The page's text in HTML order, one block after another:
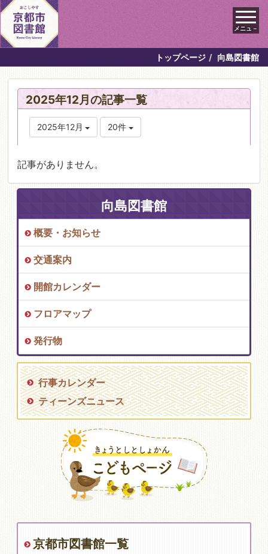
メニュ－
トップページ 向島図書館
2025年12月の記事一覧
2025年12月 20件
記事がありません。
向島図書館
概要・お知らせ
交通案内
開館カレンダー
フロアマップ
発行物
行事カレンダー
ティーンズニュース
京都市図書館一覧